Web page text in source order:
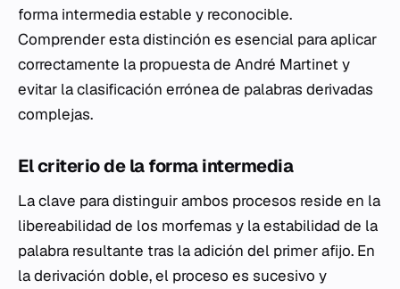
forma intermedia estable y reconocible.
Comprender esta distinción es esencial para aplicar
correctamente la propuesta de André Martinet y
evitar la clasificación errónea de palabras derivadas
complejas.
El criterio de la forma intermedia
La clave para distinguir ambos procesos reside en la
libereabilidad de los morfemas y la estabilidad de la
palabra resultante tras la adición del primer afijo. En
la derivación doble, el proceso es sucesivo y